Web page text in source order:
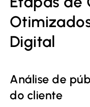
Digital
Análise de
do cliente